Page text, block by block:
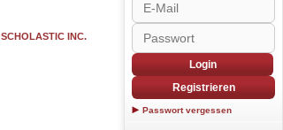
SCHOLASTIC INC.
Login
Registrieren
Passwort vergessen